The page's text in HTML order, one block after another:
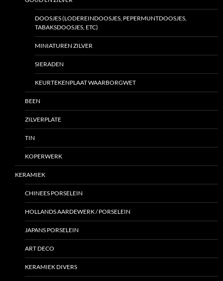
DOOSJES (LODEREINDOOSJES, PEPERMUNTDOOSJES,
TABAKSDOOSJES, ETC)
MINIATUREN ZILVER
SIERADEN
KEURTEKENPLAAT WAARBORGWET
BEEN
ZILVERPLATE
TIN
KOPERWERK
KERAMIEK
CHINEES PORSELEIN
HOLLANDS AARDEWERK / PORSELEIN
JAPANS PORSELEIN
ART DECO
KERAMIEK DIVERS